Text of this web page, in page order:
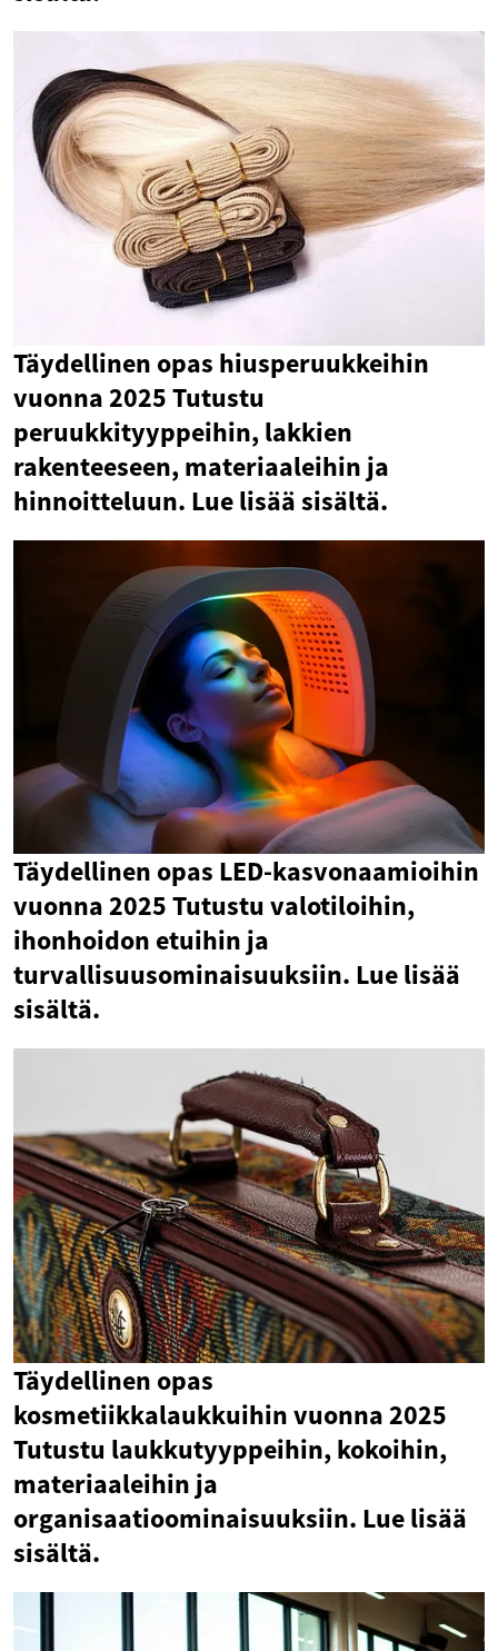
Täydellinen opas hiusperuukkeihin
vuonna 2025 Tutustu
peruukkityyppeihin, lakkien
rakenteeseen, materiaaleihin ja
hinnoitteluun. Lue lisää sisältä.
Täydellinen opas LED-kasvonaamioihin
vuonna 2025 Tutustu valotiloihin,
ihonhoidon etuihin ja
turvallisuusominaisuuksiin. Lue lisää
sisältä.
Täydellinen opas
kosmetiikkalaukkuihin vuonna 2025
Tutustu laukkutyyppeihin, kokoihin,
materiaaleihin ja
organisaatioominaisuuksiin. Lue lisää
sisältä.